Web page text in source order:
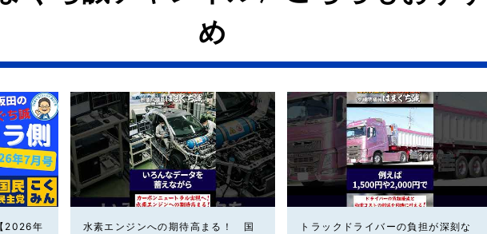
め
2026年
水素エンジンへの期待高まる！ 国
トラックドライバーの負担が深刻な